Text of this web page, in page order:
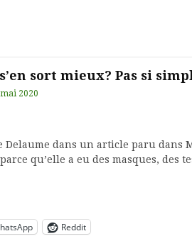
sort mieux? Pas si
2020
dans un article paru dans
qu’elle a eu des masques, des
Reddit